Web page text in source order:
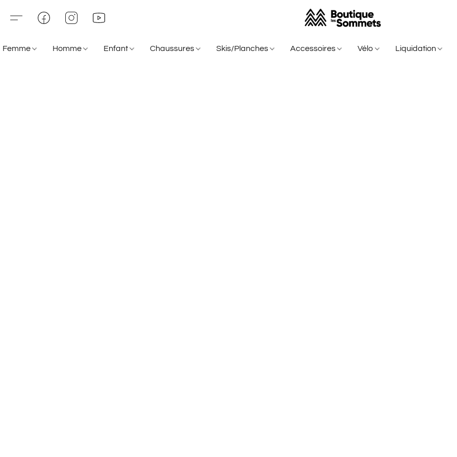
Femme Homme Enfant Chaussures Skis/Planches Accessoires Vélo Liquidation